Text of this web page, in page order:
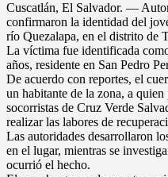
Cuscatlán, El Salvador. —
confirmaron la identidad del
río Quezalapa, en el distrito de
La víctima fue identificada
años, residente en San Pedro
De acuerdo con reportes, el
un habitante de la zona, a
socorristas de Cruz Verde
realizar las labores de
Las autoridades desarrollaron
en el lugar, mientras se
ocurrió el hecho.